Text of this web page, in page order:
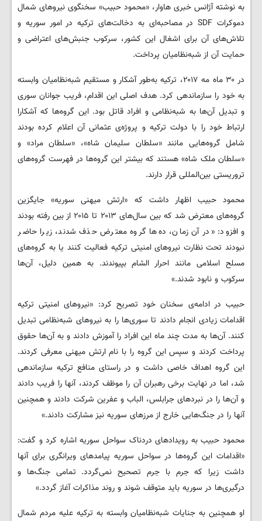
به نوشته آژانس خبری هاوار، «محمود حبیب» سخنگوی نیروهای شمال
دموکرات SDF در مصاحبه‌ای به دخالت‌های ترکیه در امور سوریه و
تلاش‌های آن برای اشغال این کشور، سرکوب جنبش‌های اعتراضی و
حمایت‌ آن از شبه‌نظامیان پرداخت.
در ۳۰ ماه مه ۲۰۱۷، ترکیه به‌طور آشکار و مستقیم شبه‌نظامیان وابسته
به خود را سازماندهی کرد. هدف اصلی این اقدام، فریب جوانان سوری
و تبدیل آن‌ها به شبه‌نظامی و افراد قاتل بود. این گروه‌ها که آشکارا
ارتباط خود را با دولت ترکیه و پروژه‌ی عثمانی آن اعلام کرده بودند
شامل گروه‌هایی مانند «سلطان سلیمان شاه»، «سلطان مراد» و
«سلطان ملک شاه» هستند که بیشتر این گروه‌ها در فهرست گروه‌های
تروریستی بین‌المللی قرار دارند.
محمود حبیب اظهار داشت که «ارتش میهنی سوریه» جایگزین
گروه‌های معترض شد که بین سال‌های ۲۰۱۳ تا ۲۰۱۵ از بین رفته بودند
و افزود: «در آن زمان، ده‌ها گروه معترض حذف شدند، زیرا حاضر
نبودند تحت نظارت نیروهای امنیتی ترکیه فعالیت کنند یا به گروه‌های
مسلح اسلامی مانند احرار الشام بپیوندند. به همین دلیل، آن‌ها
سرکوب و نابود شدند.»
حبیب در ادامه‌ی سخنان خود تصریح کرد: «نیروهای امنیتی ترکیه
اقدامات زیادی انجام دادند تا سوری‌ها را به نیروهای شبه‌نظامی تبدیل
کنند. آن‌ها به مدت چند ماه این افراد را آموزش دادند و به آن‌ها حقوق
پرداخت کردند و سپس این گروه را با نام ارتش میهنی معرفی کردند.
این گروه اهداف خاصی داشت و در راستای منافع ترکیه سازماندهی
شد، اما در نهایت برخی رهبران آن را موظف کردند، آنها را فریب دادند
و آن‌ها را در نبردهای جرابلس، الباب و عفرین شرکت دادند و همچنین
آنها را در جنگ‌هایی خارج از مرزهای سوریه نیز مشارکت دادند.»
محمود حبیب به رویدادهای دردناک سواحل سوریه اشاره کرد و گفت:
«اقدامات این گروه‌ها در سواحل سوریه پیامدهای ویرانگری برای آنها
داشت زیرا که جرم با جرم تصحیح نمی‌گردد. تمامی جنگ‌ها و
درگیری‌ها در سوریه باید متوقف شوند و روند مذاکرات آغاز گردد.»
او همچنین به جنایات شبه‌نظامیان وابسته به ترکیه علیه مردم شمال